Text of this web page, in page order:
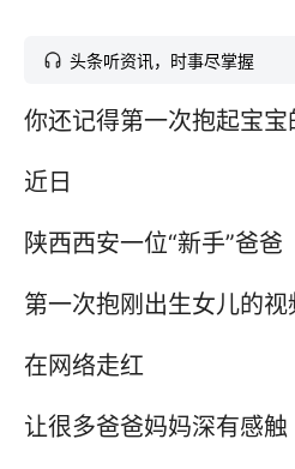
头条听资讯，时事尽掌握
你还记得第一次抱起宝宝
近日
陕西西安一位“新手”爸爸
第一次抱刚出生女儿的视
在网络走红
让很多爸爸妈妈深有感触